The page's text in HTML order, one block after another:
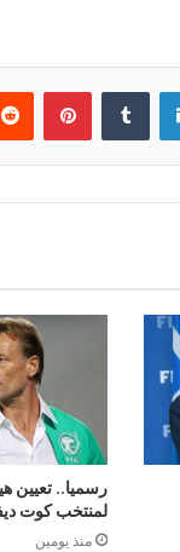
لينكدإن
رسميا.. تعيين
لمنتخب كوت
منذ يومين